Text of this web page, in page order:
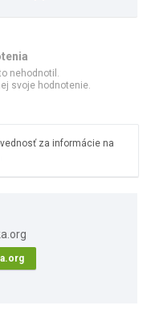
nehodnotil.
svoje hodnotenie.
za informácie na